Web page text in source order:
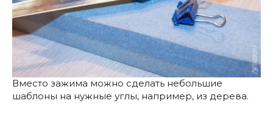
Вместо зажима можно сделать небольшие
шаблоны на нужные углы, например, из дерева.